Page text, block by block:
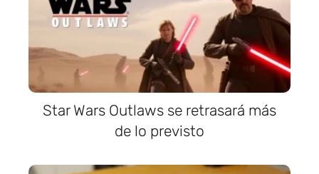
Star Wars Outlaws se retrasará más
de lo previsto